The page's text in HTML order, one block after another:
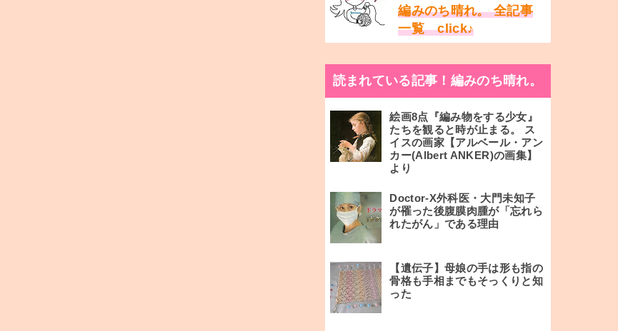
編みのち晴れ。 全記事
一覧 click♪
読まれている記事！編みのち晴れ。
絵画8点『編み物をする少女』
たちを観ると時が止まる。 ス
イスの画家【アルベール・アン
カー(Albert ANKER)の画集】
より
Doctor-X外科医・大門未知子
が罹った後腹膜肉腫が「忘れら
れたがん」である理由
【遺伝子】母娘の手は形も指の
骨格も手相までもそっくりと知
った